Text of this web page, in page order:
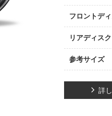
フロントデ
リアディスク
参考サイズ
詳